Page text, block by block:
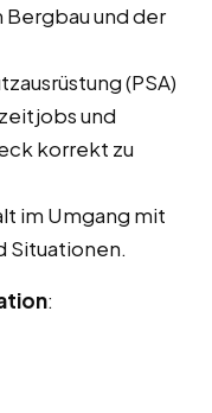
und der
(PSA)
und
korrekt zu
im Umgang mit
Situationen.
: